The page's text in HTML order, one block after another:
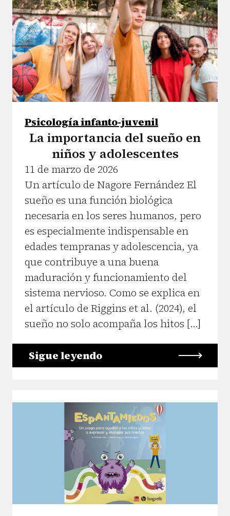
Psicología infanto-juvenil
La importancia del sueño en
niños y adolescentes
11 de marzo de 2026
Un artículo de Nagore Fernández El
sueño es una función biológica
necesaria en los seres humanos, pero
es especialmente indispensable en
edades tempranas y adolescencia, ya
que contribuye a una buena
maduración y funcionamiento del
sistema nervioso. Como se explica en
el artículo de Riggins et al. (2024), el
sueño no solo acompaña los hitos […]
Sigue leyendo